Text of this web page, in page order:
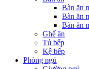
Bàn ăn
Bàn ăn
Bàn ăn
Ghế ăn
Tủ bếp
Kệ bếp
Phòng ngủ